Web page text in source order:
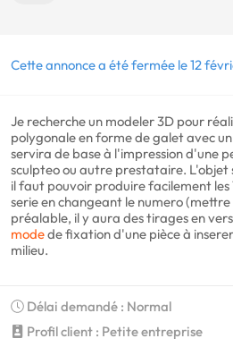
Cette annonce a été fermée le 12
Je recherche un modeler 3D pour
polygonale en forme de galet avec
servira de base à l'impression d'une
sculpteo ou autre prestataire. L'objet
il faut pouvoir produire facilement
serie en changeant le numero
préalable, il y aura des tirages en
modede fixation d'une pièce à
milieu.
Délai demandé : Normal
Profil client : Petite entreprise